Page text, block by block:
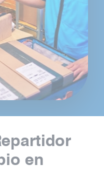
en